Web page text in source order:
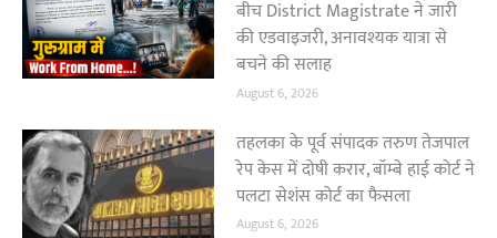
बीच District Magistrate ने जारी
की एडवाइजरी, अनावश्यक यात्रा से
बचने की सलाह
August 6, 2026
तहलका के पूर्व संपादक तरुण तेजपाल
रेप केस में दोषी करार, बॉम्बे हाई कोर्ट ने
पलटा सेशंस कोर्ट का फैसला
August 6, 2026